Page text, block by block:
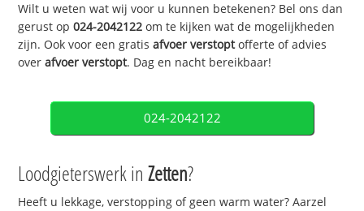
Wilt u weten wat wij voor u kunnen betekenen? Bel ons dan
gerust op024-2042122 om te kijken wat de mogelijkheden
zijn. Ook voor een gratisafvoer verstoptofferte of advies
overafvoer verstopt. Dag en nacht bereikbaar!
024-2042122
Loodgieterswerk inZetten?
Heeft u lekkage, verstopping of geen warm water? Aarzel